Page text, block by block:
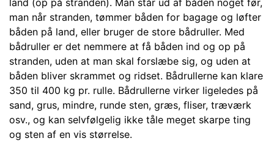
land (op på stranden). Man står ud af båden noget før,
man når stranden, tømmer båden for bagage og løfter
båden på land, eller bruger de store bådruller. Med
bådruller er det nemmere at få båden ind og op på
stranden, uden at man skal forslæbe sig, og uden at
båden bliver skrammet og ridset. Bådrullerne kan klare
350 til 400 kg pr. rulle. Bådrullerne virker ligeledes på
sand, grus, mindre, runde sten, græs, fliser, træværk
osv., og kan selvfølgelig ikke tåle meget skarpe ting
og sten af en vis størrelse.